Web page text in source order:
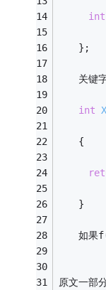
int
};
关键
int
{
}
如果f( )
原文一部